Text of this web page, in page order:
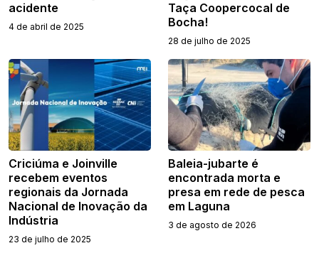
acidente
4 de abril de 2025
Taça Coopercocal de
Bocha!
28 de julho de 2025
Criciúma e Joinville
recebem eventos
regionais da Jornada
Nacional de Inovação da
Indústria
23 de julho de 2025
Baleia-jubarte é
encontrada morta e
presa em rede de pesca
em Laguna
3 de agosto de 2026